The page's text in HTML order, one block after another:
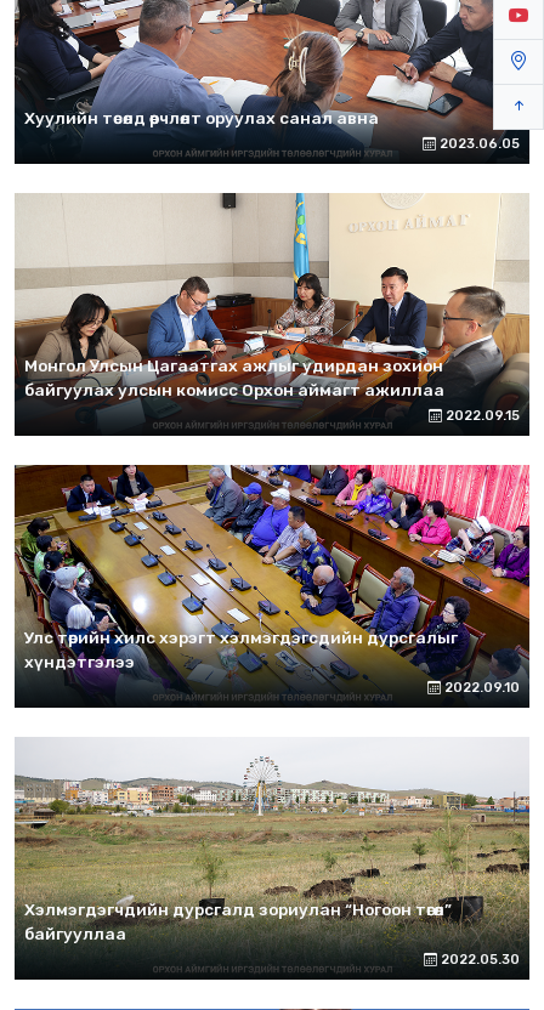
Хуулийн төсөлд өөрчлөлт оруулах санал авна
2023.06.05
Монгол Улсын Цагаатгах ажлыг удирдан зохион
байгуулах улсын комисс Орхон аймагт ажиллаа
2022.09.15
Улс төрийн хилс хэрэгт хэлмэгдэгсдийн дурсгалыг
хүндэтгэлээ
2022.09.10
Хэлмэгдэгчдийн дурсгалд зориулан “Ногоон төгөл”
байгууллаа
2022.05.30